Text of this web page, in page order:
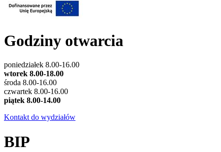
Godziny otwarcia
poniedziałek 8.00-16.00
wtorek 8.00-18.00
środa 8.00-16.00
czwartek 8.00-16.00
piątek 8.00-14.00
Kontakt do wydziałów
BIP